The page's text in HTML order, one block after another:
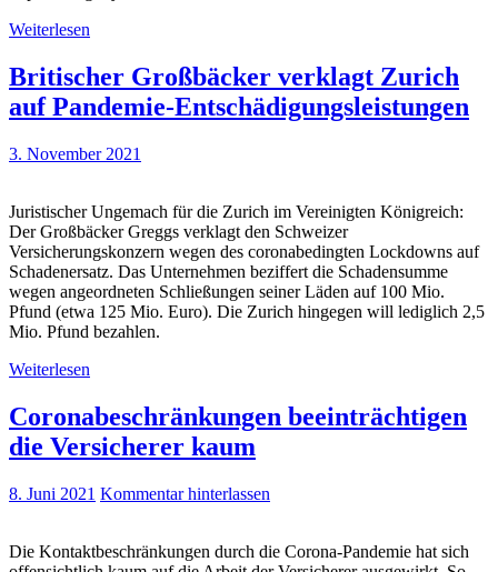
Weiterlesen
Britischer Großbäcker verklagt Zurich
auf Pandemie-Entschädigungsleistungen
3. November 2021
Juristischer Ungemach für die Zurich im Vereinigten Königreich:
Der Großbäcker Greggs verklagt den Schweizer
Versicherungskonzern wegen des coronabedingten Lockdowns auf
Schadenersatz. Das Unternehmen beziffert die Schadensumme
wegen angeordneten Schließungen seiner Läden auf 100 Mio.
Pfund (etwa 125 Mio. Euro). Die Zurich hingegen will lediglich 2,5
Mio. Pfund bezahlen.
Weiterlesen
Coronabeschränkungen beeinträchtigen
die Versicherer kaum
8. Juni 2021 Kommentar hinterlassen
Die Kontaktbeschränkungen durch die Corona-Pandemie hat sich